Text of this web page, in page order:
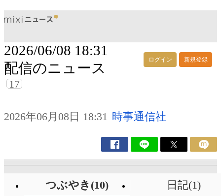
ログイン 新規登録
2026/06/08 18:31
配信のニュース
17
2026年06月08日 18:31 時事通信社
つぶやき(10) 日記(1)